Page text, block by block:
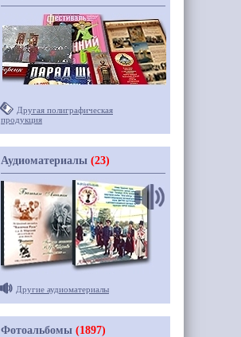
Другая полиграфическая
продукция
Аудиоматериалы (23)
Другие аудиоматериалы
Фотоальбомы (1897)